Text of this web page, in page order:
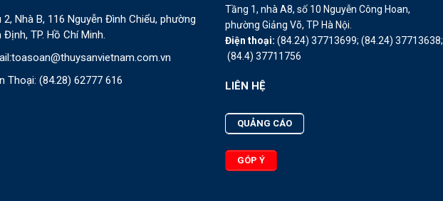
2, Nhà B, 116 Nguyễn Đình Chiểu, phường
Định, TP. Hồ Chí Minh.
toasoan@thuysanvietnam.com.vn
Thoại: (84.28) 62777 616
Tầng 1, nhà A8, số 10 Nguyễn Công Hoan,
phường Giảng Võ, TP Hà Nội.
Điện thoại:(84.24) 37713699;(84.24) 37713638;
(84.4) 37711756
LIÊN HỆ
QUẢNG CÁO
GÓP Ý